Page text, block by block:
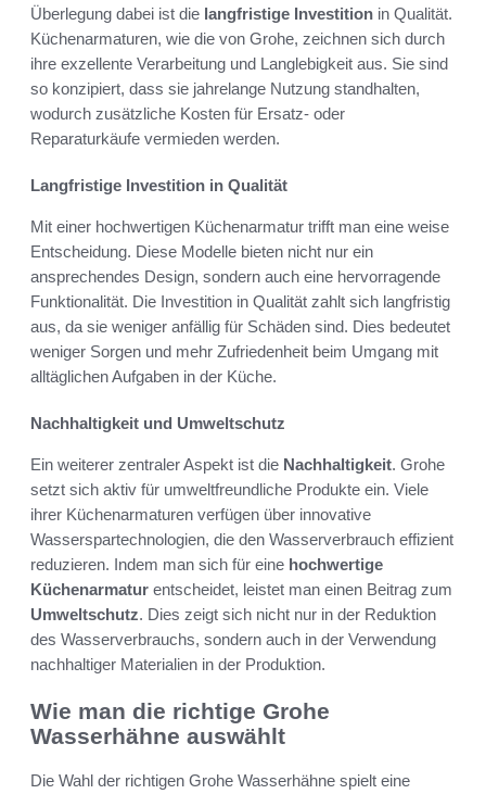
Überlegung dabei ist die langfristige Investition in Qualität.
Küchenarmaturen, wie die von Grohe, zeichnen sich durch
ihre exzellente Verarbeitung und Langlebigkeit aus. Sie sind
so konzipiert, dass sie jahrelange Nutzung standhalten,
wodurch zusätzliche Kosten für Ersatz- oder
Reparaturkäufe vermieden werden.
Langfristige Investition in Qualität
Mit einer hochwertigen Küchenarmatur trifft man eine weise
Entscheidung. Diese Modelle bieten nicht nur ein
ansprechendes Design, sondern auch eine hervorragende
Funktionalität. Die Investition in Qualität zahlt sich langfristig
aus, da sie weniger anfällig für Schäden sind. Dies bedeutet
weniger Sorgen und mehr Zufriedenheit beim Umgang mit
alltäglichen Aufgaben in der Küche.
Nachhaltigkeit und Umweltschutz
Ein weiterer zentraler Aspekt ist die Nachhaltigkeit. Grohe
setzt sich aktiv für umweltfreundliche Produkte ein. Viele
ihrer Küchenarmaturen verfügen über innovative
Wasserspartechnologien, die den Wasserverbrauch effizient
reduzieren. Indem man sich für eine hochwertige
Küchenarmatur entscheidet, leistet man einen Beitrag zum
Umweltschutz. Dies zeigt sich nicht nur in der Reduktion
des Wasserverbrauchs, sondern auch in der Verwendung
nachhaltiger Materialien in der Produktion.
Wie man die richtige Grohe
Wasserhähne auswählt
Die Wahl der richtigen Grohe Wasserhähne spielt eine